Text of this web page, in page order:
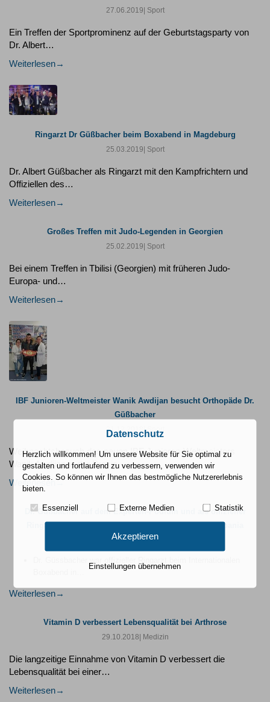
27.06.2019| Sport
Ein Treffen der Sportprominenz auf der Geburtstagsparty von
Dr. Albert…
Weiterlesen
Ringarzt Dr Güßbacher beim Boxabend in Magdeburg
25.03.2019 | Sport
Dr. Albert Güßbacher als Ringarzt mit den Kampfrichtern und
Offiziellen des…
Weiterlesen
Großes Treffen mit Judo-Legenden in Georgien
25.02.2019 | Sport
Bei einem Treffen in Tbilisi (Georgien) mit früheren Judo-
Europa- und…
Weiterlesen
IBF Junioren-Weltmeister Wanik Awdijan besucht Orthopäde Dr.
Güßbacher
21.12.2018 | Sport
Weihnachtsbesuch des neuen IBF Junioren-Weltmeisters
Wanik Awdijan in der Praxis…
Weiterlesen
Dr. Güßbacher auf dem Experten-Podium und als offizieller
Ringarzt beim Internationalen Boxabend in Tirana/Albania
19.12.2018| Vorträge
Weiterlesen
Vitamin D verbessert Lebensqualität bei Arthrose
29.10.2018| Medizin
Die langzeitige Einnahme von Vitamin D verbessert die
Lebensqualität bei einer…
Weiterlesen
Datenschutz
Herzlich willkommen! Um unsere Website für Sie optimal zu
gestalten und fortlaufend zu verbessern, verwenden wir
Cookies. So können wir Ihnen das bestmögliche Nutzererlebnis
bieten.
Essenziell Externe Medien Statistik
Akzeptieren
Einstellungen übernehmen